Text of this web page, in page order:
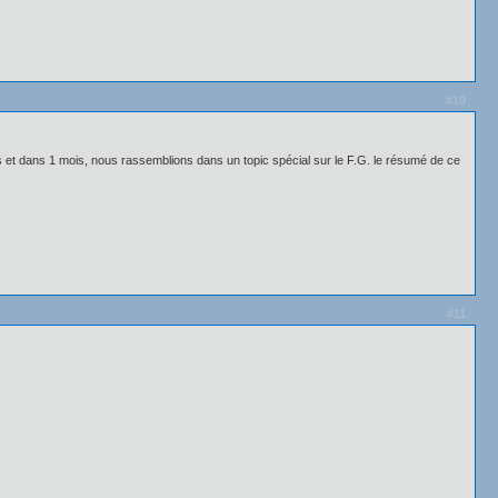
#10
dans 1 mois, nous rassemblions dans un topic spécial sur le F.G. le résumé de ce
#11